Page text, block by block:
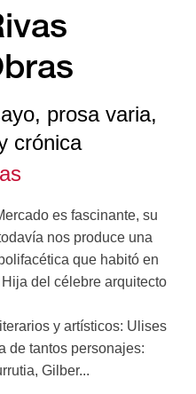
prosa varia,
crónica
es fascinante, su
nos produce una
que habitó en
del célebre arquitecto
y artísticos: Ulises
de tantos personajes:
Gilber...